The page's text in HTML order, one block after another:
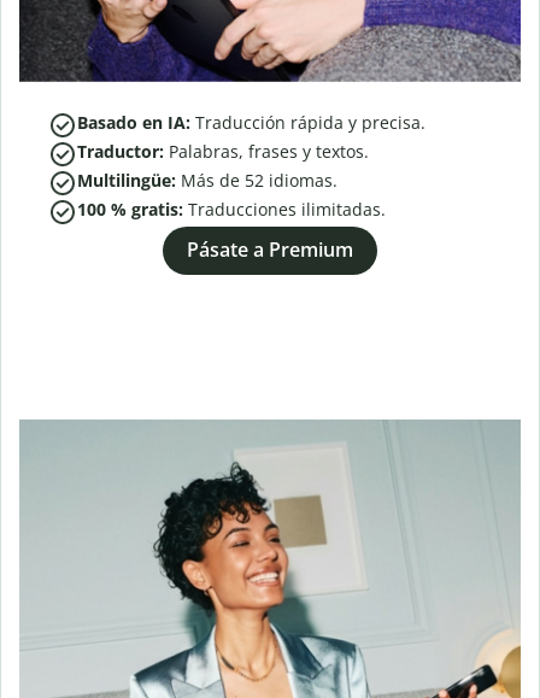
Basado en IA: Traducción rápida y precisa.
Traductor: Palabras, frases y textos.
Multilingüe: Más de 52 idiomas.
100 % gratis: Traducciones ilimitadas.
Pásate a Premium